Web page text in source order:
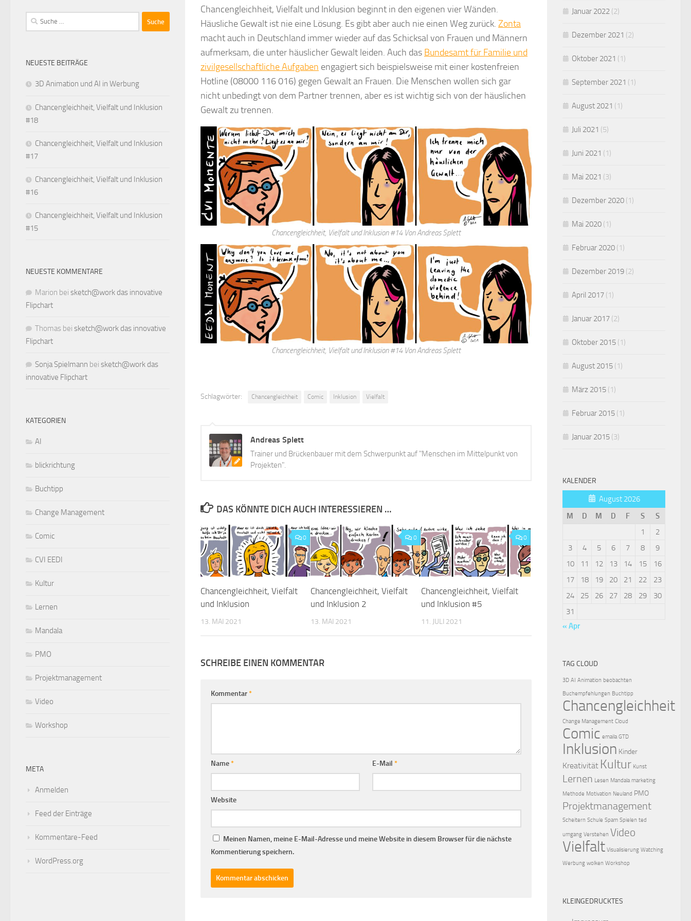
Chancengleichheit, Vielfalt und Inklusion beginnt in den eigenen vier Wänden.
Häusliche Gewalt ist nie eine Lösung. Es gibt aber auch nie einen Weg zurück. Zonta
macht auch in Deutschland immer wieder auf das Schicksal von Frauen und Männern
aufmerksam, die unter häuslicher Gewalt leiden. Auch das Bundesamt für Familie und
zivilgesellschaftliche Aufgaben engagiert sich beispielsweise mit einer kostenfreien
Hotline (08000 116 016) gegen Gewalt an Frauen. Die Menschen wollen sich gar
nicht unbedingt von dem Partner trennen, aber es ist wichtig sich von der häuslichen
Gewalt zu trennen.
Chancengleichheit, Vielfalt und Inklusion #14 Von Andreas Splett
Chancengleichheit, Vielfalt und Inklusion #14 Von Andreas Splett
Schlagwörter: Chancengleichheit Comic Inklusion Vielfalt
Andreas Splett
Trainer und Brückenbauer mit dem Schwerpunkt auf "Menschen im Mittelpunkt von
Projekten".
DAS KÖNNTE DICH AUCH INTERESSIEREN …
0
Chancengleichheit, Vielfalt
und Inklusion
13. MAI 2021
0
Chancengleichheit, Vielfalt
und Inklusion 2
13. MAI 2021
0
Chancengleichheit, Vielfalt
und Inklusion #5
11. JULI 2021
SCHREIBE EINEN KOMMENTAR
Kommentar*
Name* E-Mail*
Website
Meinen Namen, meine E-Mail-Adresse und meine Website in diesem Browser für die nächste
Kommentierung speichern.
Suche
nach:
NEUESTE BEITRÄGE
3D Animation und AI in Werbung
Chancengleichheit, Vielfalt und Inklusion
#18
Chancengleichheit, Vielfalt und Inklusion
#17
Chancengleichheit, Vielfalt und Inklusion
#16
Chancengleichheit, Vielfalt und Inklusion
#15
NEUESTE KOMMENTARE
Marion bei sketch@work das innovative
Flipchart
Thomas bei sketch@work das innovative
Flipchart
Sonja Spielmann bei sketch@work das
innovative Flipchart
KATEGORIEN
AI
blickrichtung
Buchtipp
Change Management
Comic
CVI EEDI
Kultur
Lernen
Mandala
PMO
Projektmanagement
Video
Workshop
META
Anmelden
Feed der Einträge
Kommentare-Feed
WordPress.org
Januar 2022 (2)
Dezember 2021 (2)
Oktober 2021 (1)
September 2021 (1)
August 2021 (1)
Juli 2021 (5)
Juni 2021 (1)
Mai 2021 (3)
Dezember 2020 (1)
Mai 2020 (1)
Februar 2020 (1)
Dezember 2019 (2)
April 2017 (1)
Januar 2017 (2)
Oktober 2015 (1)
August 2015 (1)
März 2015 (1)
Februar 2015 (1)
Januar 2015 (3)
KALENDER
August 2026
M
D M D F S
S
1
2
3
4 5 6 7 8
9
10
11 12 13 14 15
16
17
18 19 20 21 22
23
24
25 26 27 28 29
30
31
« Apr
TAG CLOUD
3D AI Animation beobachten
Buchempfehlungen Buchtipp
Chancengleichheit
Change Management Cloud
Comic emaila GTD
Inklusion Kinder
Kreativität Kultur Kunst
Lernen Lesen Mandala marketing
Methode Motivation Neuland PMO
Projektmanagement
Scheitern Schule Spam Spielen ted
umgang Verstehen Video
Vielfalt Visualisierung Watching
Werbung wolken Workshop
KLEINGEDRUCKTES